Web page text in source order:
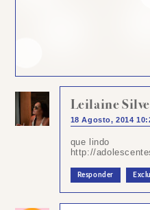
Leilaine
18 Agosto, 2014
que lindo
http://
Responder